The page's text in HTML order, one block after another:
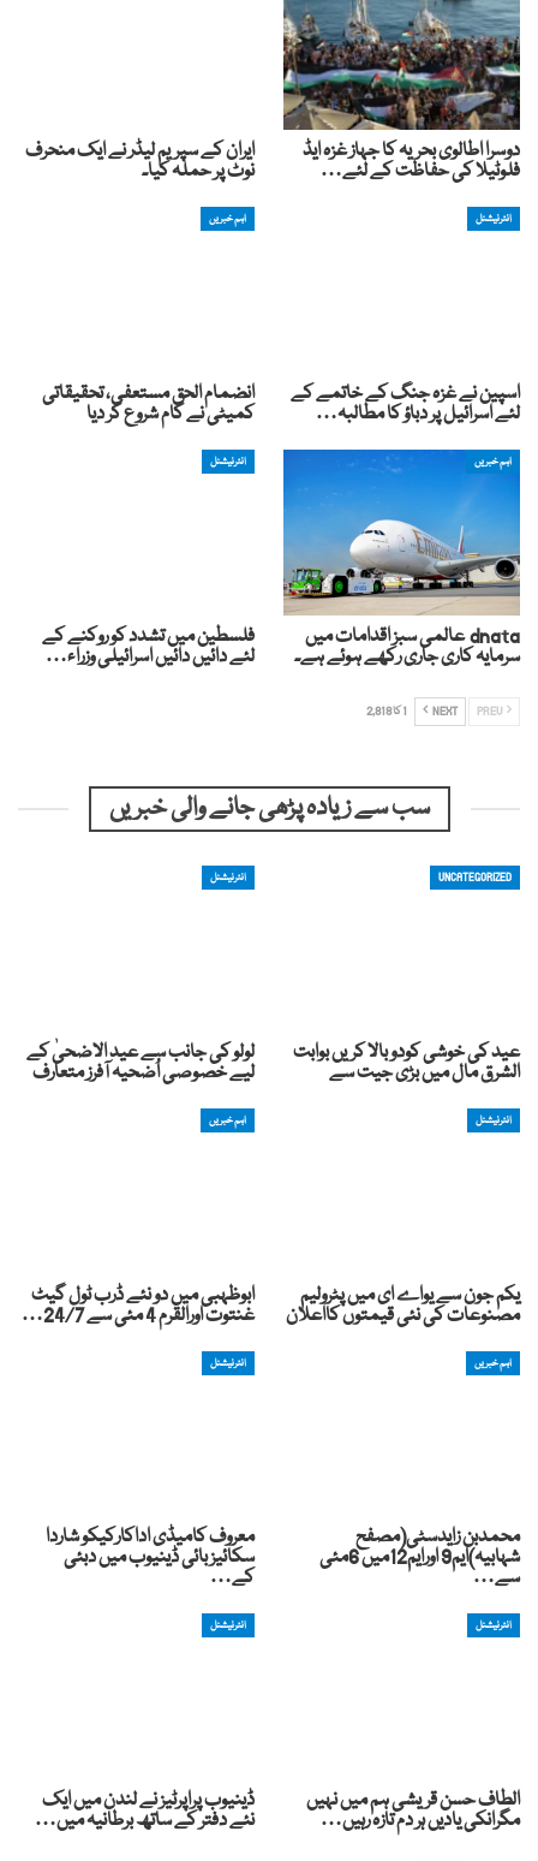
دوسرا اطالوی بحریہ کا جہاز غزہ ایڈ
فلوٹیلا کی حفاظت کے لئے…
ایران کے سپریم لیڈر نے ایک منحرف
نوٹ پر حملہ کیا۔
انٹرنیشنل
اسپین نے غزہ جنگ کے خاتمے کے
لئے اسرائیل پر دباؤ کا مطالبہ…
اہم خبریں
انضمام الحق مستعفی، تحقیقاتی
کمیٹی نے کام شروع کر دیا
اہم خبریں
dnata عالمی سبز اقدامات میں
سرمایہ کاری جاری رکھے ہوئے ہے۔
انٹرنیشنل
فلسطین میں تشدد کو روکنے کے
لئے دائیں دائیں اسرائیلی وزراء…
NEXT 1 کا 2,818
سب سے زیادہ پڑھی جانے والی خبریں
UNCATEGORIZED
عید کی خوشی کودوبالا کریں بوابت
الشرق مال میں بڑی جیت سے
انٹرنیشنل
لولو کی جانب سے عید الاضحیٰ کے
لیے خصوصی اُضحیہ آفرز متعارف
انٹرنیشنل
یکم جون سے یواے ای میں پٹرولیم
مصنوعات کی نئی قیمتوں کااعلان
اہم خبریں
ابوظہبی میں دو نئے ڈرب ٹول گیٹ
غنتوت اورالقرم 4 مئی سے 24/7…
اہم خبریں
محمدبن زایدسٹی(مصفح
شہابیہ)ایم9 اورایم12میں 6مئی
سے…
انٹرنیشنل
معروف کامیڈی اداکارکیکو شاردا
سکائیز بائی ڈینیوب میں دبئی
کے…
انٹرنیشنل
الطاف حسن قریشی ہم میں نہیں
مگرانکی یادیں ہر دم تازہ رہیں…
انٹرنیشنل
ڈینیوب پراپرٹیز نے لندن میں ایک
نئے دفتر کے ساتھ برطانیہ میں…